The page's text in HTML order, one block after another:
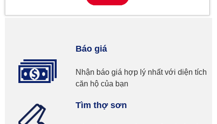
Báo giá
Nhận báo giá hợp lý nhất với diện tích
căn hộ của bạn
Tìm thợ sơn